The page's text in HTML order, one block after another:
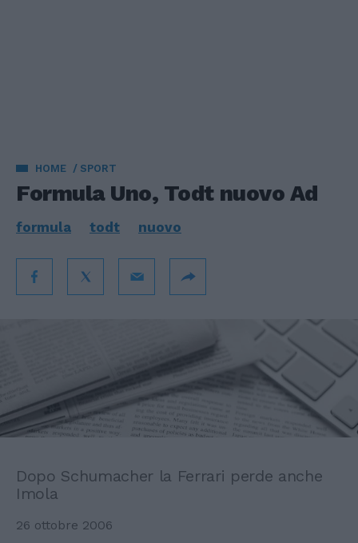
HOME SPORT
Formula Uno, Todt nuovo Ad
formula todt nuovo
Dopo Schumacher la Ferrari perde anche
Imola
26 ottobre 2006